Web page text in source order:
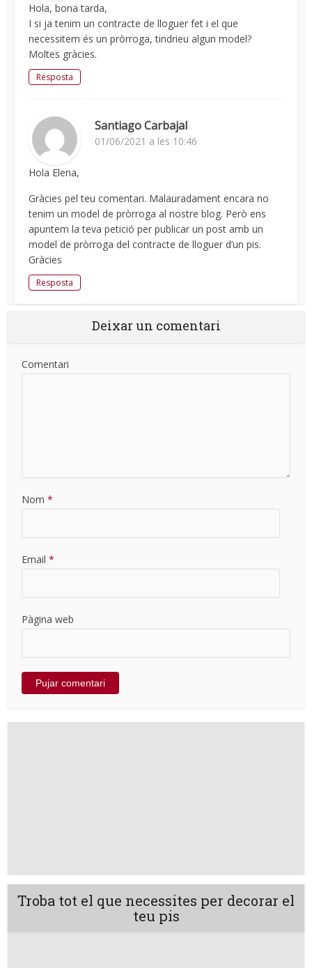
Hola, bona tarda,
I si ja tenim un contracte de lloguer fet i el que
necessitem és un pròrroga, tindrieu algun model?
Moltes gràcies.
Resposta
Santiago Carbajal
01/06/2021 a les 10:46
Hola Elena,
Gràcies pel teu comentari. Malauradament encara no
tenim un model de pròrroga al nostre blog. Però ens
apuntem la teva petició per publicar un post amb un
model de pròrroga del contracte de lloguer d’un pis.
Gràcies
Resposta
Deixar un comentari
Comentari
Nom *
Email *
Pàgina web
Troba tot el que necessites per decorar el
teu pis